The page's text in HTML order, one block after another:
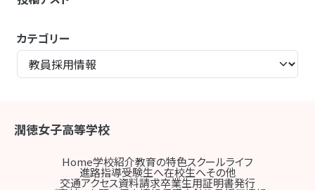
カテゴリー
潤徳女子高等学校
Home学校紹介教育の特色スクールライフ
進路指導受験生へ在校生へその他
交通アクセス資料請求卒業生用証明書発行